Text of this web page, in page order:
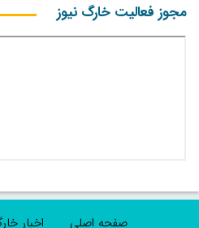
مجوز فعالیت خارگ نیوز
صفحه اصلی اخبار